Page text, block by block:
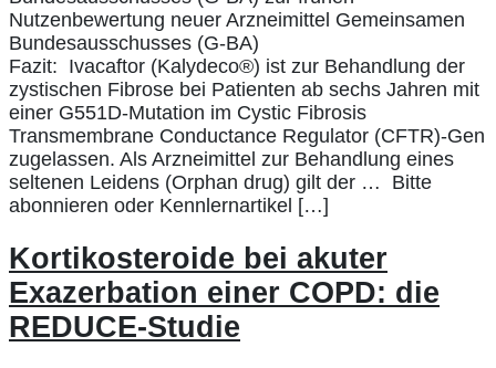
Nutzenbewertung neuer Arzneimittel Gemeinsamen
Bundesausschusses (G-BA)
Fazit: Ivacaftor (Kalydeco®) ist zur Behandlung der
zystischen Fibrose bei Patienten ab sechs Jahren mit
einer G551D-Mutation im Cystic Fibrosis
Transmembrane Conductance Regulator (CFTR)-Gen
zugelassen. Als Arzneimittel zur Behandlung eines
seltenen Leidens (Orphan drug) gilt der … Bitte
abonnieren oder Kennlernartikel […]
Kortikosteroide bei akuter
Exazerbation einer COPD: die
REDUCE-Studie